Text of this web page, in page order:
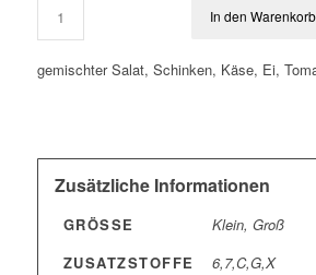
In den Warenkorb
gemischter Salat, Schinken, Käse, Ei,
Zusätzliche Informationen
GRÖSSE
Klein, Groß
ZUSATZSTOFFE
6,7,C,G,X